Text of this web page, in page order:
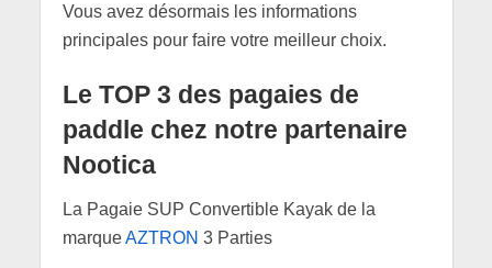
Vous avez désormais les informations
principales pour faire votre meilleur choix.
Le TOP 3 des pagaies de
paddle chez notre partenaire
Nootica
La Pagaie SUP Convertible Kayak de la
marqueAZTRON 3 Parties